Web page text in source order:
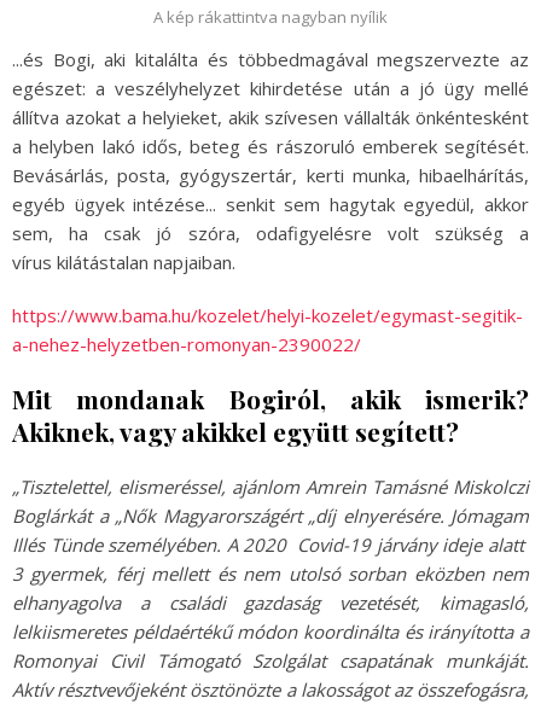
A kép rákattintva nagyban nyílik
...és Bogi, aki kitalálta és többedmagával megszervezte az
egészet: a veszélyhelyzet kihirdetése után a jó ügy mellé
állítva azokat a helyieket, akik szívesen vállalták önkéntesként
a helyben lakó idős, beteg és rászoruló emberek segítését.
Bevásárlás, posta, gyógyszertár, kerti munka, hibaelhárítás,
egyéb ügyek intézése... senkit sem hagytak egyedül, akkor
sem, ha csak jó szóra, odafigyelésre volt szükség a
vírus kilátástalan napjaiban.
https://www.bama.hu/kozelet/helyi-kozelet/egymast-segitik-
a-nehez-helyzetben-romonyan-2390022/
Mit mondanak Bogiról, akik ismerik?
Akiknek, vagy akikkel együtt segített?
„Tisztelettel, elismeréssel, ajánlom Amrein Tamásné Miskolczi
Boglárkát a „Nők Magyarországért „díj elnyerésére. Jómagam
Illés Tünde személyében. A 2020 Covid-19 járvány ideje alatt
3 gyermek, férj mellett és nem utolsó sorban eközben nem
elhanyagolva a családi gazdaság vezetését, kimagasló,
lelkiismeretes példaértékű módon koordinálta és irányította a
Romonyai Civil Támogató Szolgálat csapatának munkáját.
Aktív résztvevőjeként ösztönözte a lakosságot az összefogásra,